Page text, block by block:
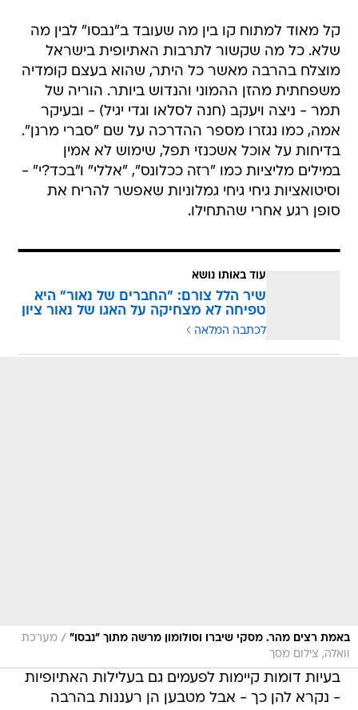
קל מאוד למתוח קו בין מה שעובד ב"נבסו" לבין מה
שלא. כל מה שקשור לתרבות האתיופית בישראל
מוצלח בהרבה מאשר כל היתר, שהוא בעצם קומדיה
משפחתית מהזן ההמוני והנדוש ביותר. הוריה של
תמר - ניצה ויעקב (חנה לסלאו וגדי יגיל) - ובעיקר
אמה, כמו נגזרו מספר ההדרכה על שם "סברי מרנן".
בדיחות על אוכל אשכנזי תפל, שימוש לא אמין
במילים מליציות כמו "רזה ככלונס", "אללי" ו"בכד?י" -
וסיטואציות גיחי גיחי גמלוניות שאפשר להריח את
סופן רגע אחרי שהתחילו.
עוד באותו נושא
שיר הלל צורם: "החברים של נאור" היא
טפיחה לא מצחיקה על האגו של נאור ציון
לכתבה המלאה
באמת רצים מהר. מסקי שיברו וסולומון מרשה מתוך "נבסו" / מערכת
וואלה, צילום מסך
בעיות דומות קיימות לפעמים גם בעלילות האתיופיות
- נקרא להן כך - אבל מטבען הן רעננות בהרבה